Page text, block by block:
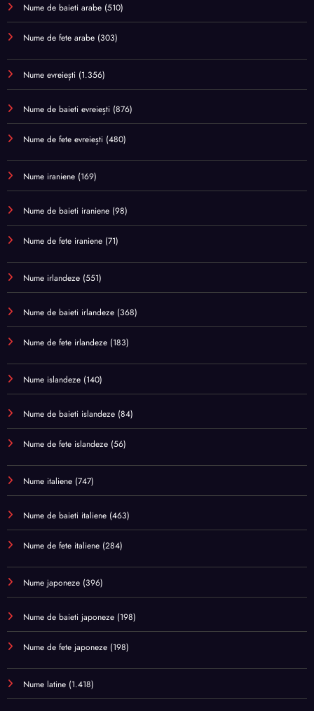
Nume de baieti arabe (510)
Nume de fete arabe (303)
Nume evreiești (1.356)
Nume de baieti evreiești (876)
Nume de fete evreiești (480)
Nume iraniene (169)
Nume de baieti iraniene (98)
Nume de fete iraniene (71)
Nume irlandeze (551)
Nume de baieti irlandeze (368)
Nume de fete irlandeze (183)
Nume islandeze (140)
Nume de baieti islandeze (84)
Nume de fete islandeze (56)
Nume italiene (747)
Nume de baieti italiene (463)
Nume de fete italiene (284)
Nume japoneze (396)
Nume de baieti japoneze (198)
Nume de fete japoneze (198)
Nume latine (1.418)